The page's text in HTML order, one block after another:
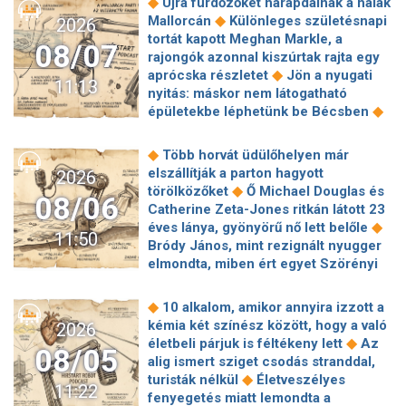
veszélyre figyelmeztetnek a
szakértők
mesterséges intelligencia olcsó
korszakának?◆Fordulat a
pénzvilágban: olyan lépésre
kényszerülnek a bankok az új
amerikai AI-fejlesztések miatt, amire
korábban nem volt példa
mRNS-vakcinájának tesztelése◆
Poco M8 Power néven futott be a
széria új tagja◆Közel 400 szabadtéri
tűzhöz riasztották a tűzoltókat a
hőségriadó óta◆Hatalmas robbanás
történt a Dunában, hallani lehetett
kilométerekről – a cernavodai
románok a folyam vízhozamát◆
Államkincstár-támadás: Örülhetünk,
hogy nem történik hasonló minden
nap◆Elképesztő növekedést
villantott a SpaceX, mégis megijedtek
a befektetők
2026
08/07
11:13
Mallorcán ◆ Különleges születésnapi
tortát kapott Meghan Markle, a
rajongók azonnal kiszúrtak rajta egy
aprócska részletet ◆ Jön a nyugati
nyitás: máskor nem látogatható
épületekbe léphetünk be Bécsben ◆
Andornak
Fipresci Nagydíjra
jelölték Enyedi Ildikó szépséges
filmjét◆Véget ért a közös munka!
Balogh Levente elbúcsúzott Az
álommeló győztesétől
◆ 4 csillagjegy,
akinek teljesül a legnagyobb
kívánsága a közeljövőben: egy
őrangyal fogja őket ebben segíteni ◆
előzeteséhez, amit konkrétan a
Netflixen lehet majd megnézni ◆
Zsigmond Angi: Azóta sem volt
senkim◆A Sziget szervezői óva
intenek mindenkit attól, hogy az
alacsony vízállást kihasználva
2026
08/06
11:50
◆ Több horvát üdülőhelyen már
elszállítják a parton hagyott
törölközőket ◆ Ő Michael Douglas és
Catherine Zeta-Jones ritkán látott 23
éves lánya, gyönyörű nő lett belőle ◆
Bródy János, mint rezignált nyugger
elmondta, miben ért egyet Szörényi
minden pasinak be kell tartania, aki
Jennifer Lopezzel akar randizni ◆ Így
él Krug Emília, egy kis faluban talált
menedékre◆3 csillagjegynek
fordulatot ígér a hét második fele ◆
Legértékesebb magyar celebek 2026:
2026
08/05
11:22
◆ 10 alkalom, amikor annyira izzott a
kémia két színész között, hogy a való
életbeli párjuk is féltékeny lett ◆ Az
alig ismert sziget csodás stranddal,
turisták nélkül ◆ Életveszélyes
fenyegetés miatt lemondta a